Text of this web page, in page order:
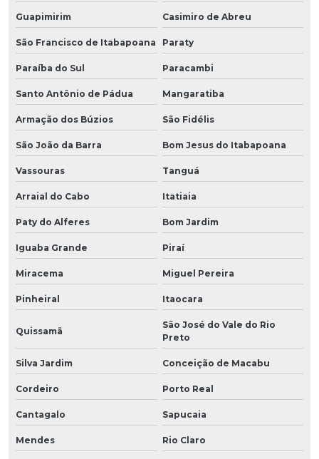
Guapimirim Casimiro de Abreu
São Francisco de Itabapoana Paraty
Paraíba do Sul Paracambi
Santo Antônio de Pádua Mangaratiba
Armação dos Búzios São Fidélis
São João da Barra Bom Jesus do Itabapoana
Vassouras Tanguá
Arraial do Cabo Itatiaia
Paty do Alferes Bom Jardim
Iguaba Grande Piraí
Miracema Miguel Pereira
Pinheiral Itaocara
Quissamã
São José do Vale do Rio
Preto
Silva Jardim Conceição de Macabu
Cordeiro Porto Real
Cantagalo Sapucaia
Mendes Rio Claro